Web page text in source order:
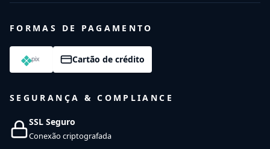
FORMAS DE PAGAMENTO
Cartão de crédito
SEGURANÇA & COMPLIANCE
SSL Seguro
Conexão criptografada